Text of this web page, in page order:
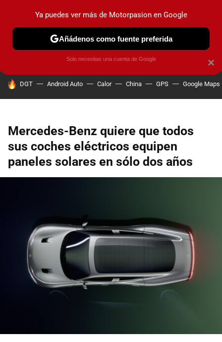
PRUEBAS COCHES ELÉCTRICOS OBSERVATORIO
HOY SE HABLA DE
DGT Android Auto Calor China GPS Google Maps
Mercedes-Benz quiere que todos
sus coches eléctricos equipen
paneles solares en sólo dos años
×
Ya puedes ver más de Motorpasion en Google
Añádenos como fuente preferida
Solo necesitas una cuenta de Google